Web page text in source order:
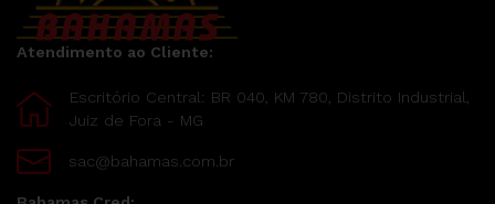
Atendimento ao Cliente:
Escritório Central: BR 040, KM 780, Distrito Industrial,
Juiz de Fora - MG
sac@bahamas.com.br